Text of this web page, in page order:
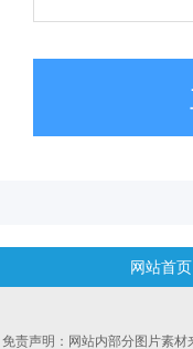
网站首页
免责声明：网站内部分图片素